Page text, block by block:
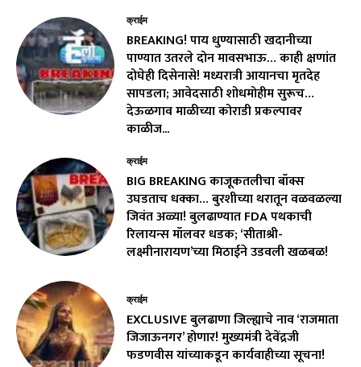
क्राईम
BREAKING! पाय धुण्यासाठी खदानीच्या
पाण्यात उतरले दोन मावसभाऊ… काही क्षणांत
दोघेही दिसेनासे! मध्यरात्री आयानचा मृतदेह
सापडला; आवेदसाठी शोधमोहीम सुरूच…
देऊळगाव माळीच्या कोराडी प्रकल्पावर
काळीज...
क्राईम
BIG BREAKING काजूकतलीचा बॉक्स
उघडताच धक्का… बुरशीच्या थरातून वळवळल्या
जिवंत अळ्या! बुलढाण्यात FDA पथकाची
रिलायन्स मॉलवर धडक; ‘सीताश्री-
लक्ष्मीनारायण’च्या मिठाईने उडवली खळबळ!
क्राईम
EXCLUSIVE बुलढाणा जिल्ह्याचे नाव ‘राजमाता
जिजाऊनगर’ होणार! मुख्यमंत्री देवेंद्रजी
फडणवीस यांच्याकडून कार्यवाहीच्या सूचना!